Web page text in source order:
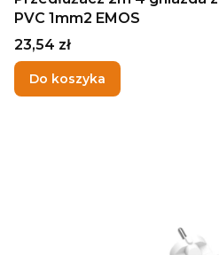
PVC 1mm2 EMOS
Cena
23,54 zł
Do koszyka